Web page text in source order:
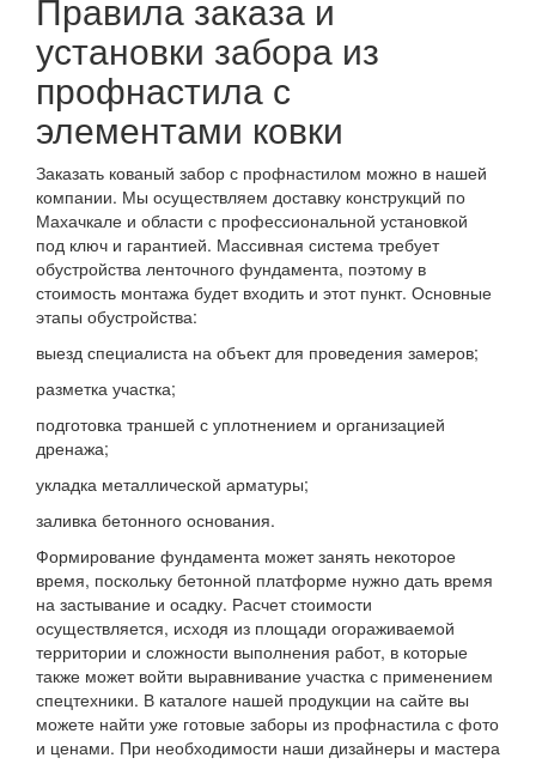
Правила заказа и
установки забора из
профнастила с
элементами ковки
Заказать кованый забор с профнастилом можно в нашей
компании. Мы осуществляем доставку конструкций по
Махачкале и области с профессиональной установкой
под ключ и гарантией. Массивная система требует
обустройства ленточного фундамента, поэтому в
стоимость монтажа будет входить и этот пункт. Основные
этапы обустройства:
выезд специалиста на объект для проведения замеров;
разметка участка;
подготовка траншей с уплотнением и организацией
дренажа;
укладка металлической арматуры;
заливка бетонного основания.
Формирование фундамента может занять некоторое
время, поскольку бетонной платформе нужно дать время
на застывание и осадку. Расчет стоимости
осуществляется, исходя из площади огораживаемой
территории и сложности выполнения работ, в которые
также может войти выравнивание участка с применением
спецтехники. В каталоге нашей продукции на сайте вы
можете найти уже готовые заборы из профнастила с фото
и ценами. При необходимости наши дизайнеры и мастера